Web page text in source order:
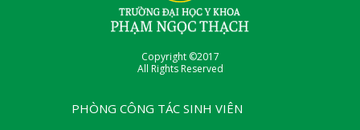
Copyright ©2017
All Rights Reserved
PHÒNG CÔNG TÁC SINH VIÊN